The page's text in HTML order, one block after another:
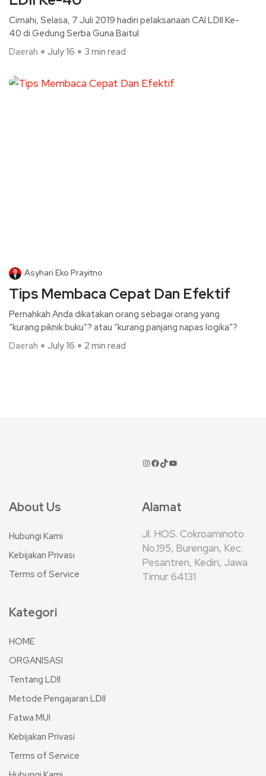
Cimahi, Selasa, 7 Juli 2019 hadiri pelaksanaan CAI LDII Ke-
40 di Gedung Serba Guna Baitul
Daerah
July 16 3 min read
Asyhari Eko Prayitno
Tips Membaca Cepat Dan Efektif
Pernahkah Anda dikatakan orang sebagai orang yang
“kurang piknik buku”? atau “kurang panjang napas logika”?
Daerah
July 16 2 min read
About Us
Hubungi Kami
Kebijakan Privasi
Terms of Service
Alamat
Jl. HOS. Cokroaminoto
No.195, Burengan, Kec.
Pesantren, Kediri, Jawa
Timur 64131
Kategori
HOME
ORGANISASI
Tentang LDII
Metode Pengajaran LDII
Fatwa MUI
Kebijakan Privasi
Terms of Service